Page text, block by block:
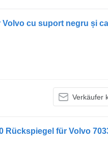
cu suport negru și
Verkäufer